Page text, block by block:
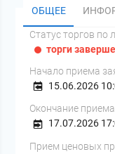
ОБЩЕЕ
Статус торгов по
торги
Начало приема
15.06.2026
Окончание
17.07.2026
Прием ценовых